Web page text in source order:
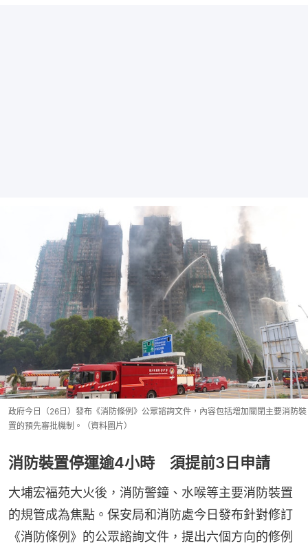
政府今日（26日）發布《消防條例》公眾諮詢文件，內容包括增加關閉主要消防裝
置的預先審批機制。（資料圖片）
消防裝置停運逾4小時 須提前3日申請
大埔宏福苑大火後，消防警鐘、水喉等主要消防裝置
的規管成為焦點。保安局和消防處今日發布針對修訂
《消防條例》的公眾諮詢文件，提出六個方向的修例